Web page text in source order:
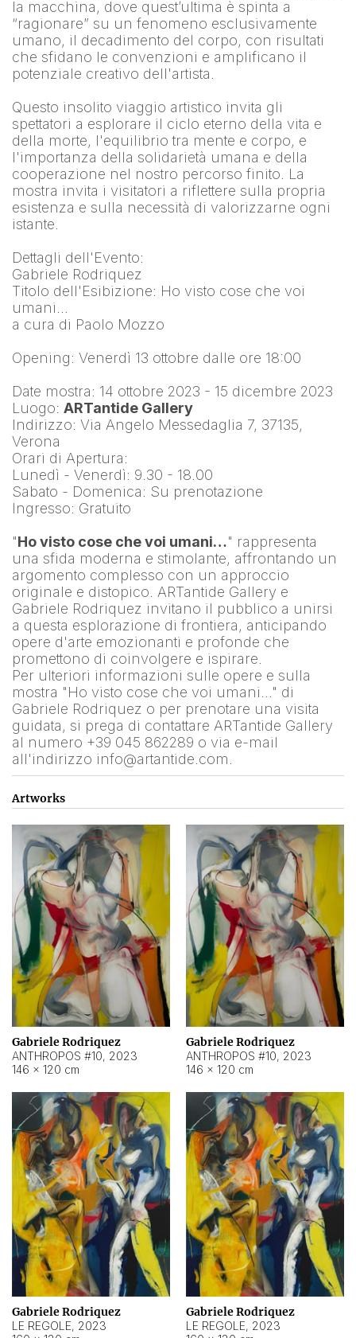
la macchina, dove quest’ultima è spinta a
“ragionare” su un fenomeno esclusivamente
umano, il decadimento del corpo, con risultati
che sfidano le convenzioni e amplificano il
potenziale creativo dell'artista.
Questo insolito viaggio artistico invita gli
spettatori a esplorare il ciclo eterno della vita e
della morte, l'equilibrio tra mente e corpo, e
l'importanza della solidarietà umana e della
cooperazione nel nostro percorso finito. La
mostra invita i visitatori a riflettere sulla propria
esistenza e sulla necessità di valorizzarne ogni
istante.
Dettagli dell'Evento:
Gabriele Rodriquez
Titolo dell'Esibizione: Ho visto cose che voi
umani…
a cura di Paolo Mozzo
Opening: Venerdì 13 ottobre dalle ore 18:00
Date mostra: 14 ottobre 2023 - 15 dicembre 2023
Luogo: ARTantide Gallery
Indirizzo: Via Angelo Messedaglia 7, 37135,
Verona
Orari di Apertura:
Lunedì - Venerdì: 9.30 - 18.00
Sabato - Domenica: Su prenotazione
Ingresso: Gratuito
"Ho visto cose che voi umani…" rappresenta
una sfida moderna e stimolante, affrontando un
argomento complesso con un approccio
originale e distopico. ARTantide Gallery e
Gabriele Rodriquez invitano il pubblico a unirsi
a questa esplorazione di frontiera, anticipando
opere d'arte emozionanti e profonde che
promettono di coinvolgere e ispirare.
Per ulteriori informazioni sulle opere e sulla
mostra "Ho visto cose che voi umani…" di
Gabriele Rodriquez o per prenotare una visita
guidata, si prega di contattare ARTantide Gallery
al numero +39 045 862289 o via e-mail
all'indirizzo info@artantide.com.
Artworks
Gabriele Rodriquez
ANTHROPOS #10, 2023
146 × 120 cm
Gabriele Rodriquez
ANTHROPOS #10, 2023
146 × 120 cm
Gabriele Rodriquez
LE REGOLE, 2023
Gabriele Rodriquez
LE REGOLE, 2023